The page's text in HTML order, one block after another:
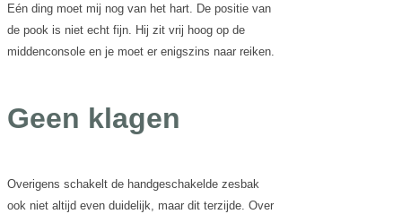
Eén ding moet mij nog van het hart. De positie van
de pook is niet echt fijn. Hij zit vrij hoog op de
middenconsole en je moet er enigszins naar reiken.
Geen klagen
Overigens schakelt de handgeschakelde zesbak
ook niet altijd even duidelijk, maar dit terzijde. Over